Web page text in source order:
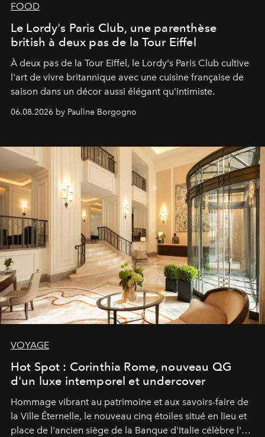
FOOD
Le Lordy's Paris Club, une parenthèse
british à deux pas de la Tour Eiffel
À deux pas de la Tour Eiffel, le Lordy's Paris Club cultive
l'art de vivre britannique avec une cuisine française de
saison dans un décor aussi élégant qu'intimiste.
06.08.2026 by Pauline Borgogno
VOYAGE
Hot Spot : Corinthia Rome, nouveau QG
d'un luxe intemporel et undercover
Hommage vibrant au patrimoine et aux savoirs-faire de
la Ville Éternelle, le nouveau cinq étoiles situé en lieu et
place de l'ancien siège de la Banque d'Italie célèbre l'art